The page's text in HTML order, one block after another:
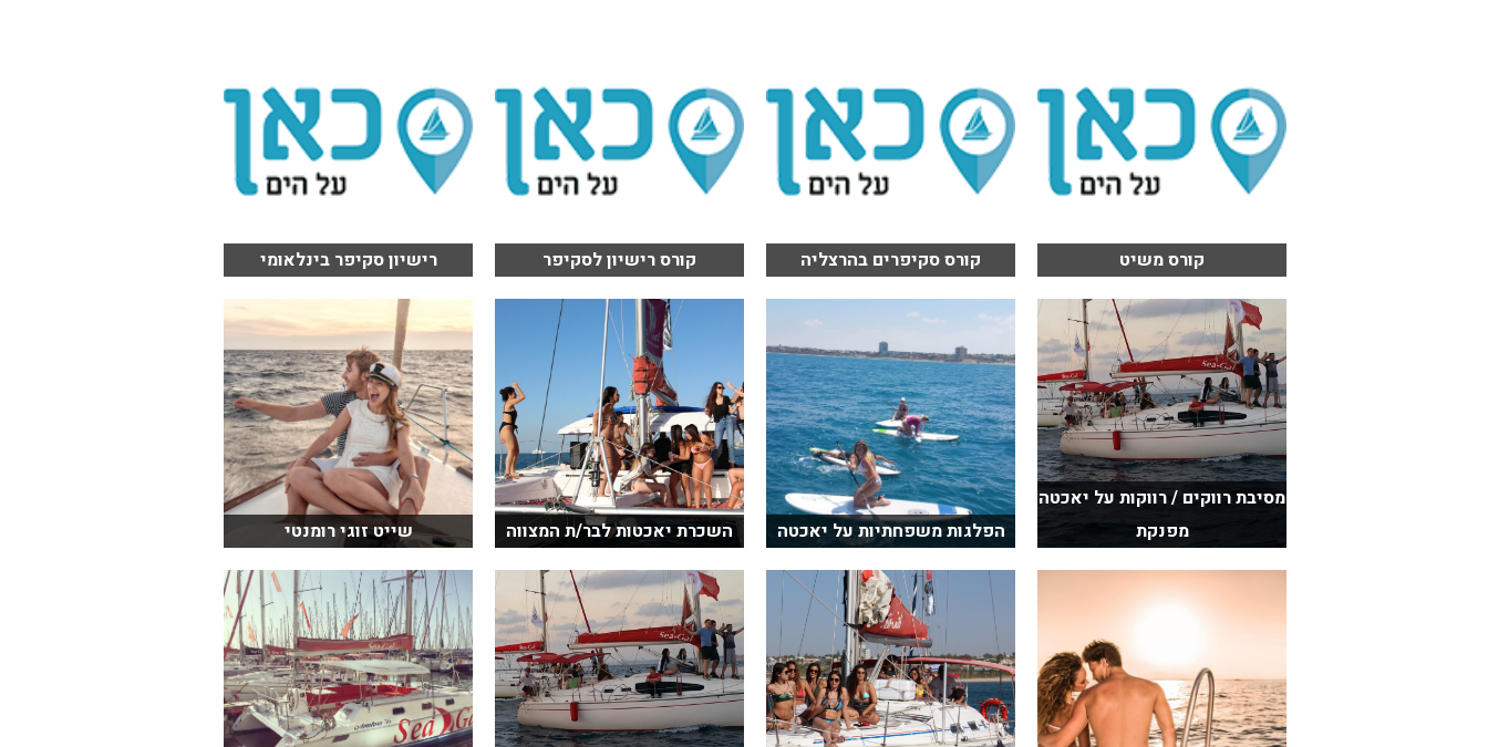
בכנרת מחיר / מחירים
בכנרת גינוסר
בכנרת טבריה
בכנרת לידו
בכנרת לידו מחיר
בכנרת למשפחות
בצפון
בארץ
לקפריסין
נתניה
מדובאי / לדובאי
בבאר שבע
קורס משיט קורס סקיפרים בהרצליה קורס רישיון לסקיפר רישיון סקיפר בינלאומי
מסיבת רווקים / רווקות על יאכטה
מפנקת
הפלגות משפחתיות על יאכטה השכרת יאכטות לבר/ת המצווה שייט זוגי רומנטי